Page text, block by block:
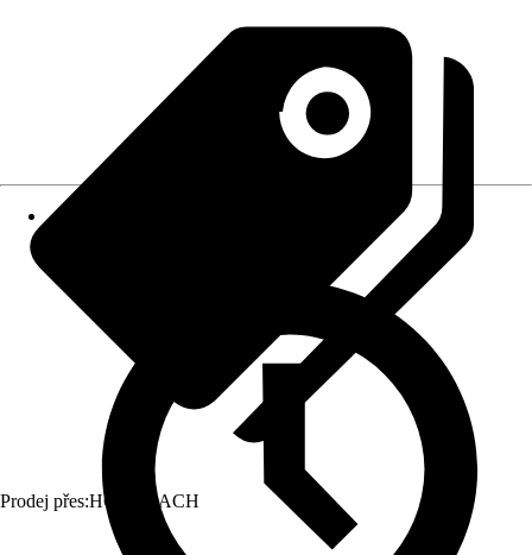
Prodej přes:HORNBACH